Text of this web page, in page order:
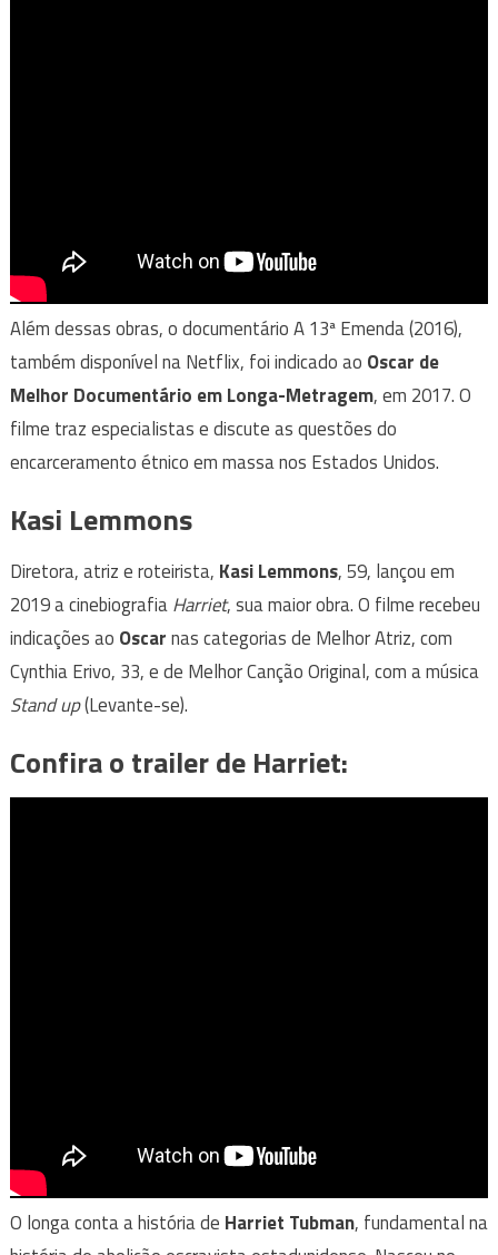
Além dessas obras, o documentário A 13ª Emenda (2016),
também disponível na Netflix, foi indicado ao Oscar de
Melhor Documentário em Longa-Metragem, em 2017. O
filme traz especialistas e discute as questões do
encarceramento étnico em massa nos Estados Unidos.
Kasi Lemmons
Diretora, atriz e roteirista, Kasi Lemmons, 59, lançou em
2019 a cinebiografiaHarriet, sua maior obra. O filme recebeu
indicações ao Oscarnas categorias de Melhor Atriz, com
Cynthia Erivo, 33, e de Melhor Canção Original, com a música
Stand up(Levante-se).
Confira o trailer de Harriet:
O longa conta a história de Harriet Tubman, fundamental na